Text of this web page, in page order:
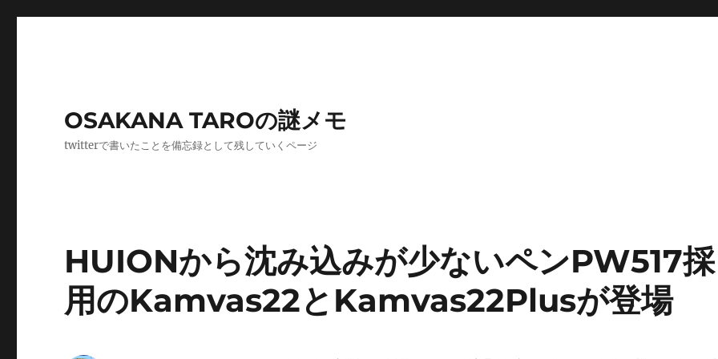
OSAKANA TAROの謎メモ
twitterで書いたことを備忘録として残していくページ
HUIONから沈み込みが少ないペンPW517採
用のKamvas22とKamvas22Plusが登場